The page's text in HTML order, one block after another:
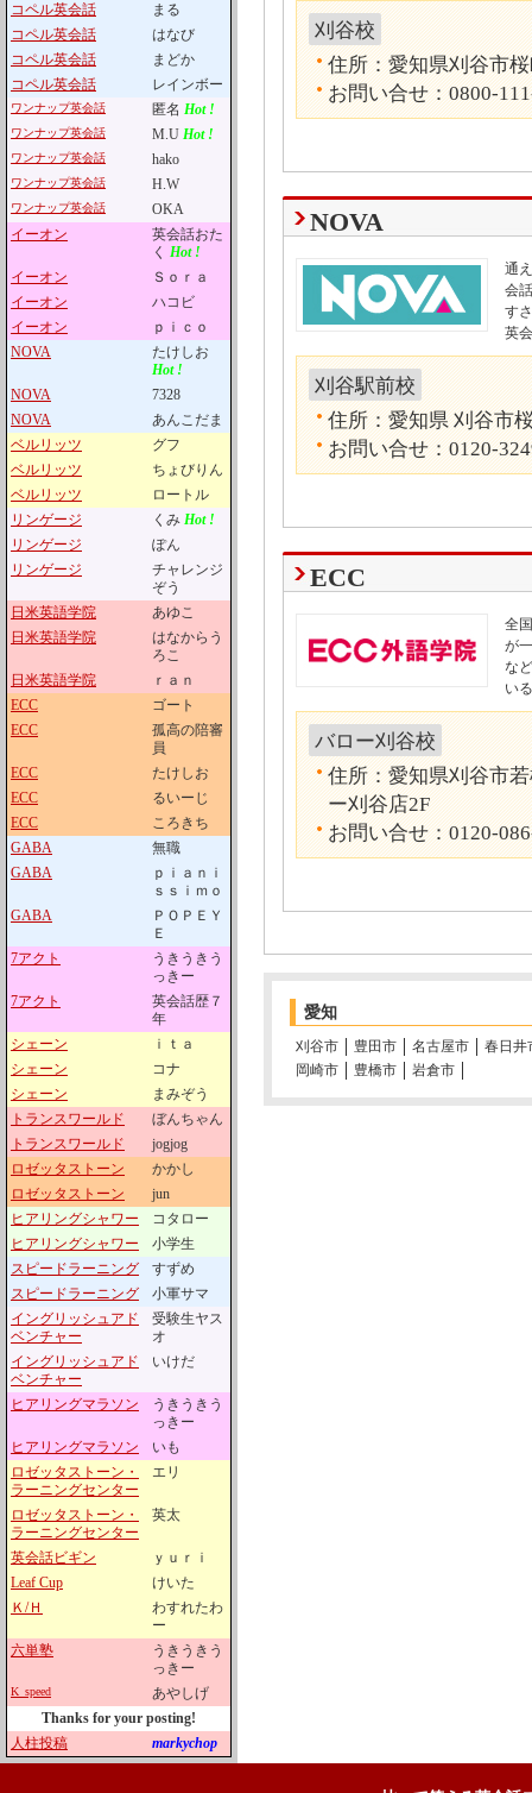
コペル英会話
まる
コペル英会話
はなび
コペル英会話
まどか
コペル英会話
レインボー
ワンナップ英会話 匿名 Hot !
ワンナップ英会話 M.U Hot !
ワンナップ英会話 hako
ワンナップ英会話 H.W
ワンナップ英会話
OKA
イーオン
英会話おた
く Hot !
イーオン
Ｓｏｒａ
イーオン
ハコビ
イーオン
ｐｉｃｏ
NOVA
たけしお
Hot !
NOVA
7328
NOVA
あんこだま
ベルリッツ
グフ
ベルリッツ
ちょびりん
ベルリッツ
ロートル
リンゲージ
くみ Hot !
リンゲージ
ぽん
リンゲージ
チャレンジ
ぞう
日米英語学院
あゆこ
日米英語学院
はなからう
ろこ
日米英語学院
ｒａｎ
ECC
ゴート
ECC
孤高の陪審
員
ECC
たけしお
ECC
るいーじ
ECC
ころきち
GABA
無職
GABA
ｐｉａｎｉ
ｓｓｉｍｏ
GABA
ＰＯＰＥＹ
Ｅ
7アクト
うきうきう
っきー
7アクト
英会話歴７
年
シェーン
ｉｔａ
シェーン
コナ
シェーン
まみぞう
トランスワールド
ぼんちゃん
トランスワールド
jogjog
ロゼッタストーン
かかし
ロゼッタストーン
jun
ヒアリングシャワー
コタロー
ヒアリングシャワー
小学生
スピードラーニング
すずめ
スピードラーニング
小軍サマ
イングリッシュアド
ベンチャー
受験生ヤス
オ
イングリッシュアド
ベンチャー
いけだ
ヒアリングマラソン
うきうきう
っきー
ヒアリングマラソン
いも
ロゼッタストーン・
ラーニングセンター
エリ
ロゼッタストーン・
ラーニングセンター
英太
英会話ビギン
ｙｕｒｉ
Leaf Cup
けいた
Ｋ/Ｈ
わすれたわ
ー
六単塾
うきうきう
っきー
K_speed
あやしげ
Thanks for your posting!
人柱投稿
markychop
刈谷校
住所：愛知県刈谷市
お問い合せ：0800-
NOVA
通
会
す
英
刈谷駅前校
住所：愛知県 刈谷市
お問い合せ：0120-
ECC
全
が
な
い
バロー刈谷校
住所：愛知県刈谷市
ー刈谷店2F
お問い合せ：0120-
愛知
刈谷市 豊田市 名古屋市
春日井
岡崎市
豊橋市 岩倉市